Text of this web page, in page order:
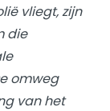
vliegt, zijn
die
omweg
van het